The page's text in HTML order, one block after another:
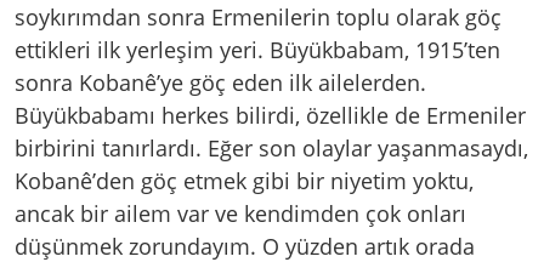
soykırımdan sonra Ermenilerin toplu olarak göç
ettikleri ilk yerleşim yeri. Büyükbabam, 1915’ten
sonra Kobanê’ye göç eden ilk ailelerden.
Büyükbabamı herkes bilirdi, özellikle de Ermeniler
birbirini tanırlardı. Eğer son olaylar yaşanmasaydı,
Kobanê’den göç etmek gibi bir niyetim yoktu,
ancak bir ailem var ve kendimden çok onları
düşünmek zorundayım. O yüzden artık orada